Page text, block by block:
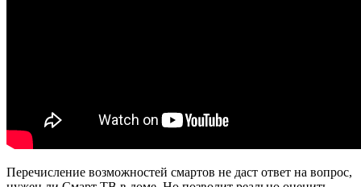
Перечисление возможностей смартов не даст ответ на вопрос,